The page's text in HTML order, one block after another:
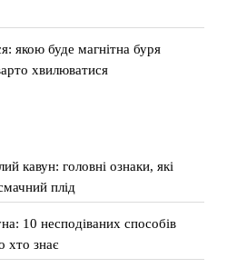
якою буде магнітна буря
хвилюватися
кавун: головні ознаки, які
плід
10 несподіваних способів
хто знає